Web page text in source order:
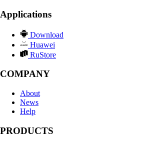
Applications
Download
Huawei
RuStore
COMPANY
About
News
Help
PRODUCTS